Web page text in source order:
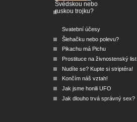
Švédskou nebo
ruskou trojku?
Svatební účesy
Šlehačku nebo polevu?
Pikachu má Pichu
Prostituce na živnostenský list
Nudíte se? Kupte si striptéra!
Končím náš vztah!
Jak jsme honili UFO
Jak dlouho trvá správný sex?